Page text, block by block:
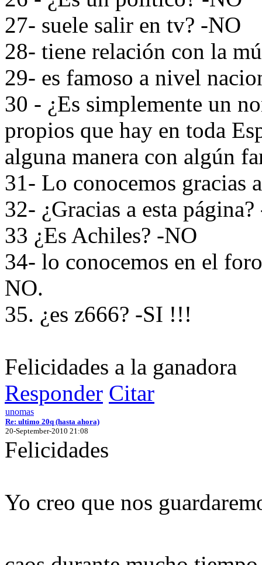
27- suele salir en tv? -NO
28- tiene relación con la
29- es famoso a nivel
30 - ¿Es simplemente un
propios que hay en toda
alguna manera con algún
31- Lo conocemos gracias
32- ¿Gracias a esta
33 ¿Es Achiles? -NO
34- lo conocemos en el
NO.
35. ¿es z666? -SI !!!
Felicidades a la ganadora
Responder Citar
unomas
Re: ultimo 20q (hasta ahora)
20-September-2010 21:08
Felicidades
Yo creo que nos